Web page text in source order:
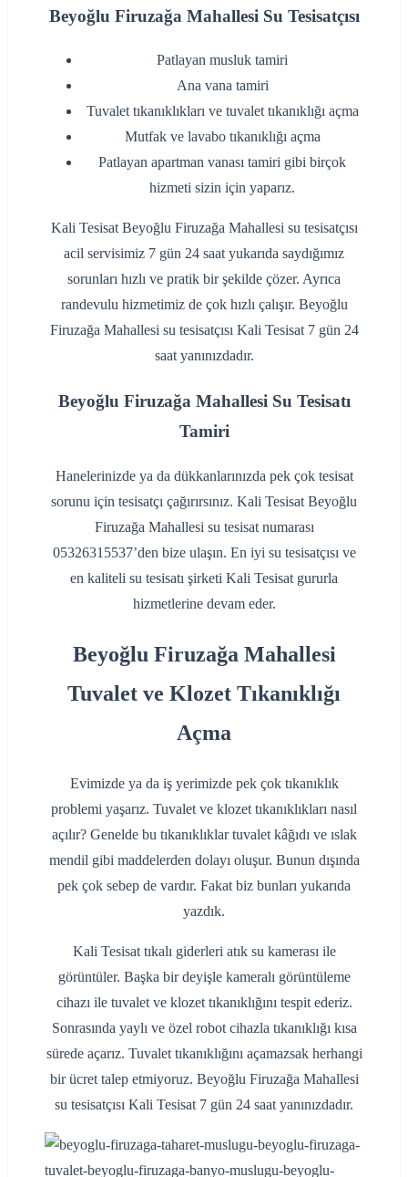
Beyoğlu Firuzağa Mahallesi Su Tesisatçısı
‌Patlayan musluk tamiri
‌Ana vana tamiri
‌Tuvalet tıkanıklıkları ve tuvalet tıkanıklığı açma
‌Mutfak ve lavabo tıkanıklığı açma
‌Patlayan apartman vanası tamiri gibi birçok
hizmeti sizin için yaparız.
Kali Tesisat Beyoğlu Firuzağa Mahallesi su tesisatçısı
acil servisimiz 7 gün 24 saat yukarıda saydığımız
sorunları hızlı ve pratik bir şekilde çözer. Ayrıca
randevulu hizmetimiz de çok hızlı çalışır. Beyoğlu
Firuzağa Mahallesi su tesisatçısı Kali Tesisat 7 gün 24
saat yanınızdadır.
Beyoğlu Firuzağa Mahallesi Su Tesisatı
Tamiri
Hanelerinizde ya da dükkanlarınızda pek çok tesisat
sorunu için tesisatçı çağırırsınız. Kali Tesisat Beyoğlu
Firuzağa Mahallesi su tesisat numarası
05326315537’den bize ulaşın. En iyi su tesisatçısı ve
en kaliteli su tesisatı şirketi Kali Tesisat gururla
hizmetlerine devam eder.
Beyoğlu Firuzağa Mahallesi
Tuvalet ve Klozet Tıkanıklığı
Açma
Evimizde ya da iş yerimizde pek çok tıkanıklık
problemi yaşarız. Tuvalet ve klozet tıkanıklıkları nasıl
açılır? Genelde bu tıkanıklıklar tuvalet kâğıdı ve ıslak
mendil gibi maddelerden dolayı oluşur. Bunun dışında
pek çok sebep de vardır. Fakat biz bunları yukarıda
yazdık.
Kali Tesisat tıkalı giderleri atık su kamerası ile
görüntüler. Başka bir deyişle kameralı görüntüleme
cihazı ile tuvalet ve klozet tıkanıklığını tespit ederiz.
Sonrasında yaylı ve özel robot cihazla tıkanıklığı kısa
sürede açarız. Tuvalet tıkanıklığını açamazsak herhangi
bir ücret talep etmiyoruz. Beyoğlu Firuzağa Mahallesi
su tesisatçısı Kali Tesisat 7 gün 24 saat yanınızdadır.